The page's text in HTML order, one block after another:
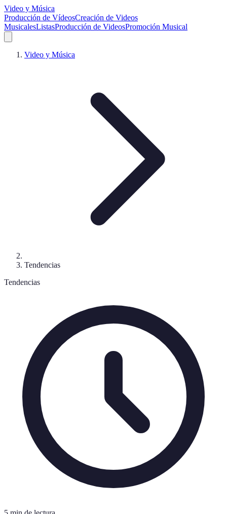
Video y Música
Producción de VídeosCreación de Videos
MusicalesListasProducción de VideosPromoción Musical
Video y Música
Tendencias
Tendencias